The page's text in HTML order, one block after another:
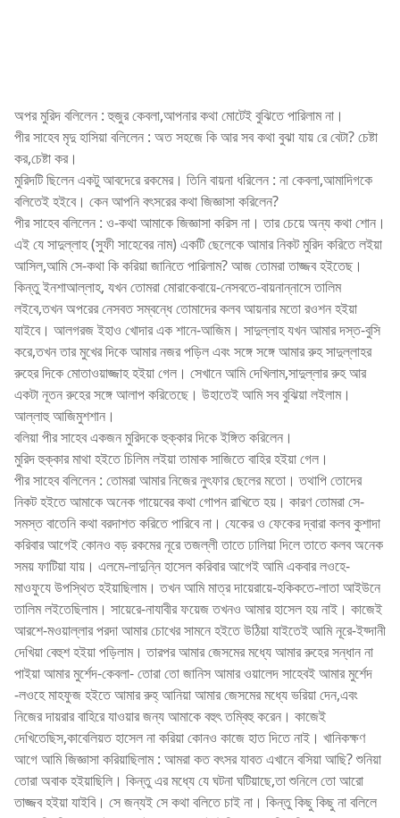
অপর মুরিদ বলিলেন : হুজুর কেবলা,আপনার কথা মোটেই বুঝিতে পারিলাম না।
পীর সাহেব মৃদু হাসিয়া বলিলেন : অত সহজে কি আর সব কথা বুঝা যায় রে বেটা? চেষ্টা
কর,চেষ্টা কর।
মুরিদটি ছিলেন একটু আবদেরে রকমের। তিনি বায়না ধরিলেন : না কেবলা,আমাদিগকে
বলিতেই হইবে। কেন আপনি বৎসরের কথা জিজ্ঞাসা করিলেন?
পীর সাহেব বলিলেন : ও-কথা আমাকে জিজ্ঞাসা করিস না। তার চেয়ে অন্য কথা শোন।
এই যে সাদুল্লাহ (সুফী সাহেবের নাম) একটি ছেলেকে আমার নিকট মুরিদ করিতে লইয়া
আসিল,আমি সে-কথা কি করিয়া জানিতে পারিলাম? আজ তোমরা তাজ্জব হইতেছ।
কিন্তু ইনশাআল্লাহ, যখন তোমরা মোরাকেবায়ে-নেসবতে-বায়নান্নাসে তালিম
লইবে,তখন অপরের নেসবত সম্বন্ধে তোমাদের কলব আয়নার মতো রওশন হইয়া
যাইবে। আলগরজ ইহাও খোদার এক শানে-আজিম। সাদুল্লাহ যখন আমার দস্ত-বুসি
করে,তখন তার মুখের দিকে আমার নজর পড়িল এবং সঙ্গে সঙ্গে আমার রুহ সাদুল্লাহর
রুহের দিকে মোতাওয়াজ্জাহ হইয়া গেল। সেখানে আমি দেখিলাম,সাদুল্লার রুহ আর
একটা নূতন রুহের সঙ্গে আলাপ করিতেছে। উহাতেই আমি সব বুঝিয়া লইলাম।
আল্লাহু আজিমুশশান।
বলিয়া পীর সাহেব একজন মুরিদকে হুক্কার দিকে ইঙ্গিত করিলেন।
মুরিদ হুক্কার মাথা হইতে চিলিম লইয়া তামাক সাজিতে বাহির হইয়া গেল।
পীর সাহেব বলিলেন : তোমরা আমার নিজের নুৎফার ছেলের মতো। তথাপি তোদের
নিকট হইতে আমাকে অনেক গায়েবের কথা গোপন রাখিতে হয়। কারণ তোমরা সে-
সমস্ত বাতেনি কথা বরদাশত করিতে পারিবে না। যেকের ও ফেকের দ্বারা কলব কুশাদা
করিবার আগেই কোনও বড় রকমের নূরে তজল্লী তাতে ঢালিয়া দিলে তাতে কলব অনেক
সময় ফাটিয়া যায়। এলমে-লাদুন্নি হাসেল করিবার আগেই আমি একবার লওহে-
মাওফুযে উপস্থিত হইয়াছিলাম। তখন আমি মাত্র দায়েরায়ে-হকিকতে-লাতা আইউনে
তালিম লইতেছিলাম। সায়েরে-নাযাবীর ফয়েজ তখনও আমার হাসেল হয় নাই। কাজেই
আরশে-মওয়াল্লার পরদা আমার চোখের সামনে হইতে উঠিয়া যাইতেই আমি নূরে-ইয্দানী
দেখিয়া বেহুশ হইয়া পড়িলাম। তারপর আমার জেসমের মধ্যে আমার রুহের সন্ধান না
পাইয়া আমার মুর্শেদ-কেবলা- তোরা তো জানিস আমার ওয়ালেদ সাহেবই আমার মুর্শেদ
-লওহে মাহফুজ হইতে আমার রুহ্ আনিয়া আমার জেসমের মধ্যে ভরিয়া দেন,এবং
নিজের দায়রার বাহিরে যাওয়ার জন্য আমাকে বহুৎ তম্বিহু করেন। কাজেই
দেখিতেছিস,কাবেলিয়ত হাসেল না করিয়া কোনও কাজে হাত দিতে নাই। খানিকক্ষণ
আগে আমি জিজ্ঞাসা করিয়াছিলাম : আমরা কত বৎসর যাবত এখানে বসিয়া আছি? শুনিয়া
তোরা অবাক হইয়াছিলি। কিন্তু এর মধ্যে যে ঘটনা ঘটিয়াছে,তা শুনিলে তো আরো
তাজ্জব হইয়া যাইবি। সে জন্যই সে কথা বলিতে চাই না। কিন্তু কিছু কিছু না বলিলে